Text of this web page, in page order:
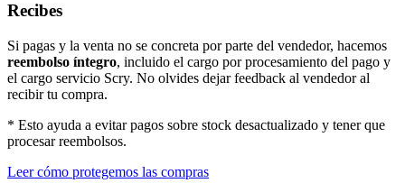
Recibes
Si pagas y la venta no se concreta por parte del vendedor, hacemos
reembolso íntegro, incluido el cargo por procesamiento del pago y
el cargo servicio Scry. No olvides dejar feedback al vendedor al
recibir tu compra.
* Esto ayuda a evitar pagos sobre stock desactualizado y tener que
procesar reembolsos.
Leer cómo protegemos las compras